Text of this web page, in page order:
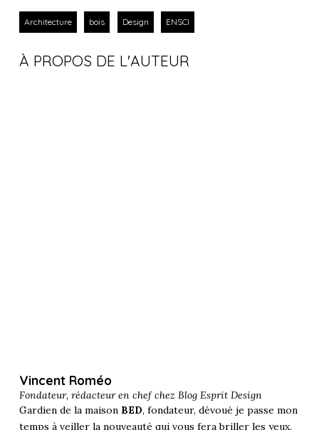
Architecture bois Design ENSCI
À PROPOS DE L'AUTEUR
Vincent Roméo
Fondateur, rédacteur en chef chez Blog Esprit Design
Gardien de la maison BED, fondateur, dévoué je passe mon
temps à veiller la nouveauté qui vous fera briller les yeux.